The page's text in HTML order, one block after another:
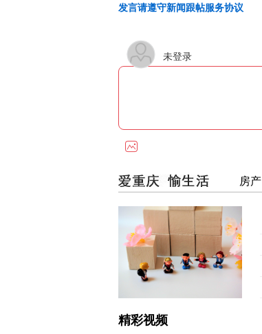
发言请遵守新闻跟帖服务协议
未登录
房产
精彩视频